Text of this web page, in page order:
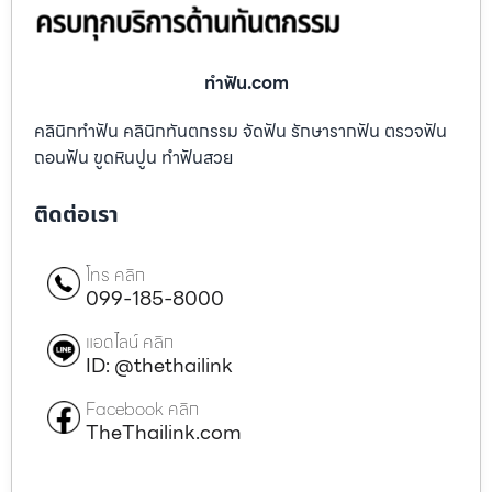
ทําฟัน.com
คลินิกทำฟัน คลินิกทันตกรรม จัดฟัน รักษารากฟัน ตรวจฟัน
ถอนฟัน ขูดหินปูน ทำฟันสวย
ติดต่อเรา
โทร คลิก
099-185-8000
แอดไลน์ คลิก
ID: @thethailink
Facebook คลิก
TheThailink.com